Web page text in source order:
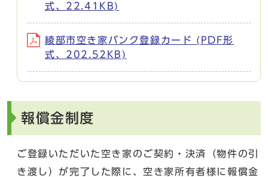
式、22.41KB)
綾部市空き家バンク登録カード (PDF形
式、202.52KB)
報償金制度
ご登録いただいた空き家のご契約・決済（物件の引
き渡し）が完了した際に、空き家所有者様に報償金